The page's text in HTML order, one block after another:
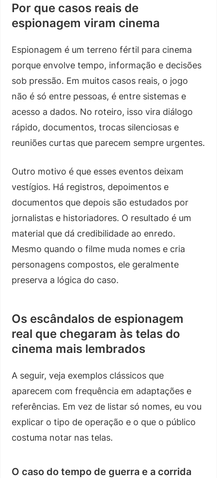
Por que casos reais de
espionagem viram cinema
Espionagem é um terreno fértil para cinema
porque envolve tempo, informação e decisões
sob pressão. Em muitos casos reais, o jogo
não é só entre pessoas, é entre sistemas e
acesso a dados. No roteiro, isso vira diálogo
rápido, documentos, trocas silenciosas e
reuniões curtas que parecem sempre urgentes.
Outro motivo é que esses eventos deixam
vestígios. Há registros, depoimentos e
documentos que depois são estudados por
jornalistas e historiadores. O resultado é um
material que dá credibilidade ao enredo.
Mesmo quando o filme muda nomes e cria
personagens compostos, ele geralmente
preserva a lógica do caso.
Os escândalos de espionagem
real que chegaram às telas do
cinema mais lembrados
A seguir, veja exemplos clássicos que
aparecem com frequência em adaptações e
referências. Em vez de listar só nomes, eu vou
explicar o tipo de operação e o que o público
costuma notar nas telas.
O caso do tempo de guerra e a corrida